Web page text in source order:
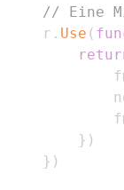
// Eine
	r
. Use (
} )
} )